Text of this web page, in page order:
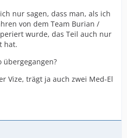
nur sagen, dass man, als ich
von dem Team Burian /
wurde, das Teil auch nur
hat.
übergegangen?
Vize, trägt ja auch zwei Med-El